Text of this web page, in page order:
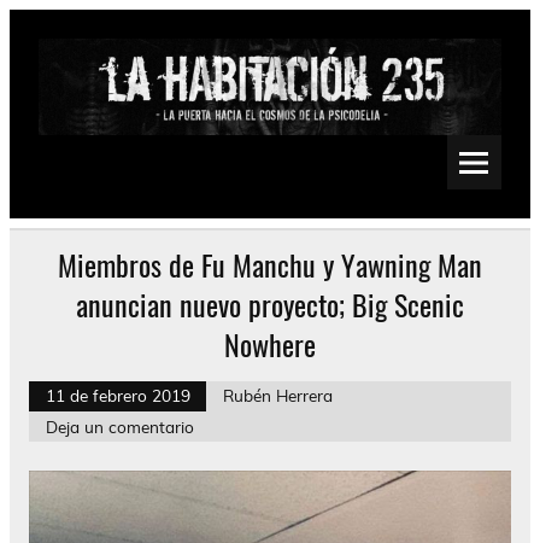
Saltar
Psychedelic, Stoner, Doom, Sludge, Fuzz, Space, Drone
Miembros de Fu Manchu y Yawning Man
anuncian nuevo proyecto; Big Scenic
Nowhere
11 de febrero 2019
Rubén Herrera
Deja un comentario